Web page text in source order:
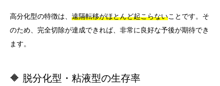
高分化型の特徴は、 遠隔転移がほとんど起こらないことです。そ
のため、完全切除が達成できれば、非常に良好な予後が期待でき
ます。
🔶 脱分化型・粘液型の生存率